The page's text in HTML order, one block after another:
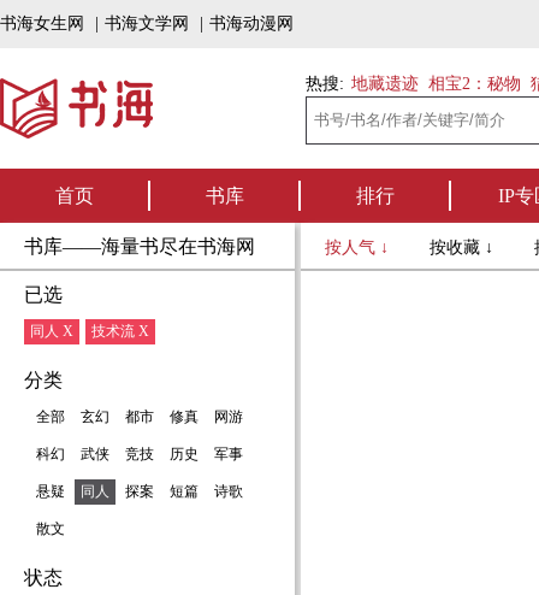
书海女生网 书海文学网 书海动漫网
热搜: 地藏遗迹 相宝2：秘物
首页 书库 排行 IP专
书库——海量书尽在书海网
已选
同人 X 技术流 X
分类
全部 玄幻 都市 修真 网游
科幻 武侠 竞技 历史 军事
悬疑 同人 探案 短篇 诗歌
散文
状态
按人气 ↓ 按收藏 ↓